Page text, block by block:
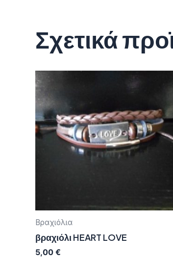
Σχετικά
Βραχιόλια
βραχιόλι HEART LOVE
5,00 €